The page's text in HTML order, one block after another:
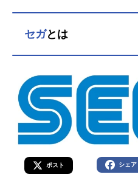
セガとは
ポスト シェア